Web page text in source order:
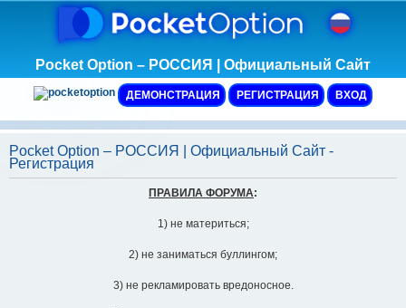
Pocket Option – РОССИЯ | Официальный Сайт
ДЕМОНСТРАЦИЯ РЕГИСТРАЦИЯ ВХОД
Pocket Option – РОССИЯ | Официальный Сайт -
Регистрация
ПРАВИЛА ФОРУМА:
1) не материться;
2) не заниматься буллингом;
3) не рекламировать вредоносное.